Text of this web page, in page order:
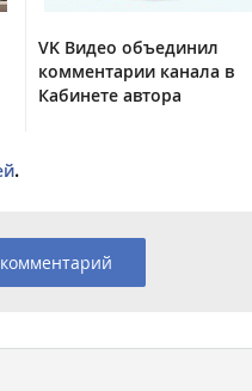
VK Видео объединил
комментарии канала в
Кабинете автора
.